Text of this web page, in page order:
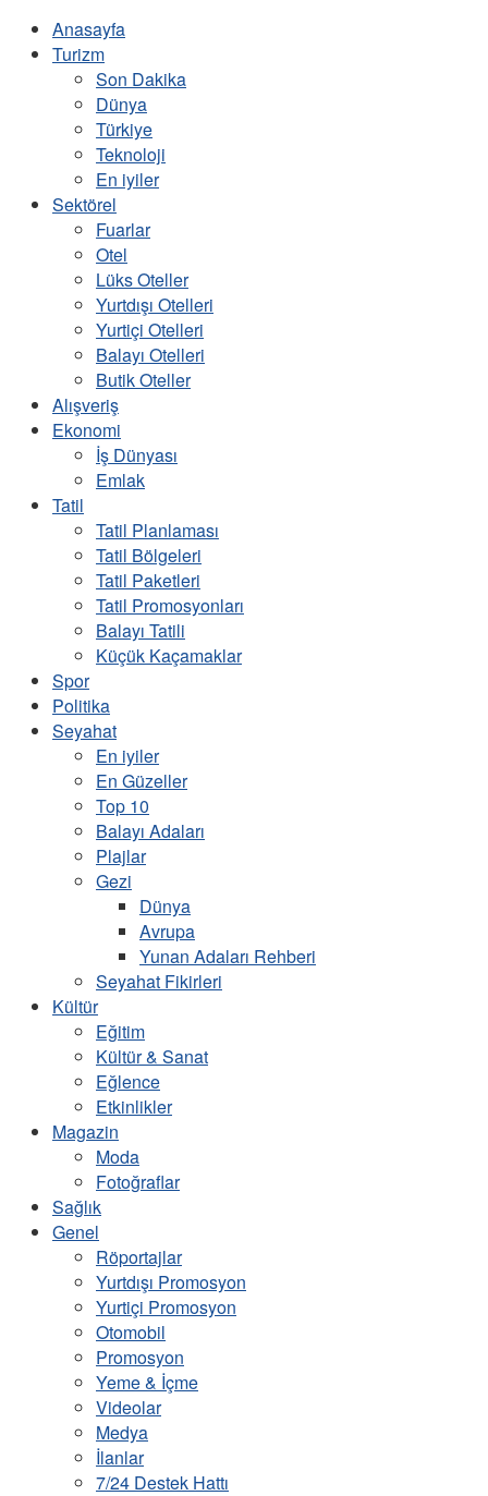
Anasayfa
Turizm
Son Dakika
Dünya
Türkiye
Teknoloji
En iyiler
Sektörel
Fuarlar
Otel
Lüks Oteller
Yurtdışı Otelleri
Yurtiçi Otelleri
Balayı Otelleri
Butik Oteller
Alışveriş
Ekonomi
İş Dünyası
Emlak
Tatil
Tatil Planlaması
Tatil Bölgeleri
Tatil Paketleri
Tatil Promosyonları
Balayı Tatili
Küçük Kaçamaklar
Spor
Politika
Seyahat
En iyiler
En Güzeller
Top 10
Balayı Adaları
Plajlar
Gezi
Dünya
Avrupa
Yunan Adaları Rehberi
Seyahat Fikirleri
Kültür
Eğitim
Kültür & Sanat
Eğlence
Etkinlikler
Magazin
Moda
Fotoğraflar
Sağlık
Genel
Röportajlar
Yurtdışı Promosyon
Yurtiçi Promosyon
Otomobil
Promosyon
Yeme & İçme
Videolar
Medya
İlanlar
7/24 Destek Hattı